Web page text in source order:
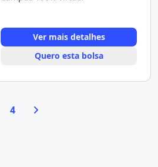
Ver mais detalhes
Quero esta bolsa
4